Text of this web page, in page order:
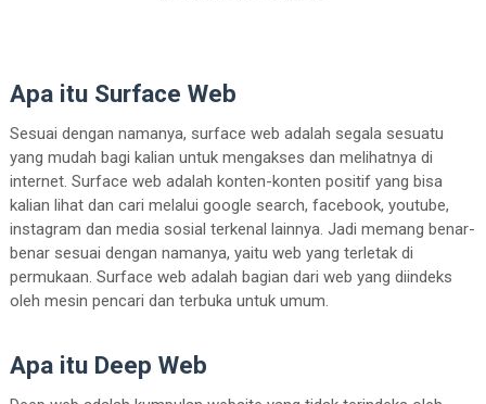
Apa itu Surface Web
Sesuai dengan namanya, surface web adalah segala sesuatu
yang mudah bagi kalian untuk mengakses dan melihatnya di
internet. Surface web adalah konten-konten positif yang bisa
kalian lihat dan cari melalui google search, facebook, youtube,
instagram dan media sosial terkenal lainnya. Jadi memang benar-
benar sesuai dengan namanya, yaitu web yang terletak di
permukaan. Surface web adalah bagian dari web yang diindeks
oleh mesin pencari dan terbuka untuk umum.
Apa itu Deep Web